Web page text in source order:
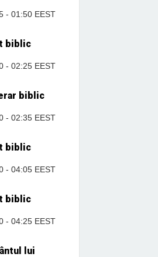
- 01:50 EEST
biblic
- 02:25 EEST
biblic
- 02:35 EEST
biblic
- 04:05 EEST
biblic
- 04:25 EEST
lui